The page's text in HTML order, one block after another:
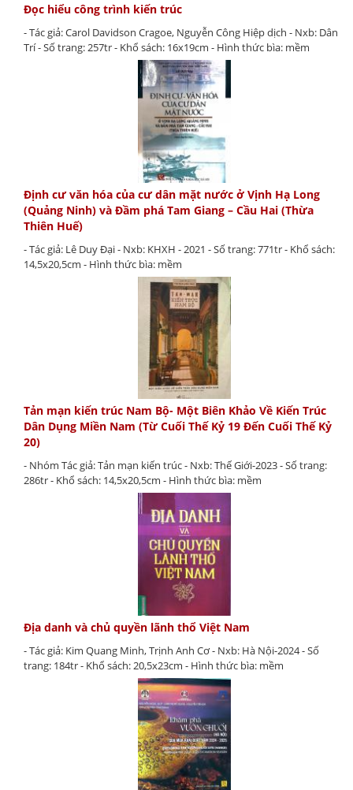
Đọc hiểu công trình kiến trúc
- Tác giả: Carol Davidson Cragoe, Nguyễn Công Hiệp dịch - Nxb: Dân
Trí - Số trang: 257tr - Khổ sách: 16x19cm - Hình thức bìa: mềm
Định cư văn hóa của cư dân mặt nước ở Vịnh Hạ Long
(Quảng Ninh) và Đầm phá Tam Giang – Cầu Hai (Thừa
Thiên Huế)
- Tác giả: Lê Duy Đại - Nxb: KHXH - 2021 - Số trang: 771tr - Khổ sách:
14,5x20,5cm - Hình thức bìa: mềm
Tản mạn kiến trúc Nam Bộ- Một Biên Khảo Về Kiến Trúc
Dân Dụng Miền Nam (Từ Cuối Thế Kỷ 19 Đến Cuối Thế Kỷ
20)
- Nhóm Tác giả: Tản mạn kiến trúc - Nxb: Thế Giới-2023 - Số trang:
286tr - Khổ sách: 14,5x20,5cm - Hình thức bìa: mềm
Địa danh và chủ quyền lãnh thổ Việt Nam
- Tác giả: Kim Quang Minh, Trịnh Anh Cơ - Nxb: Hà Nội-2024 - Số
trang: 184tr - Khổ sách: 20,5x23cm - Hình thức bìa: mềm